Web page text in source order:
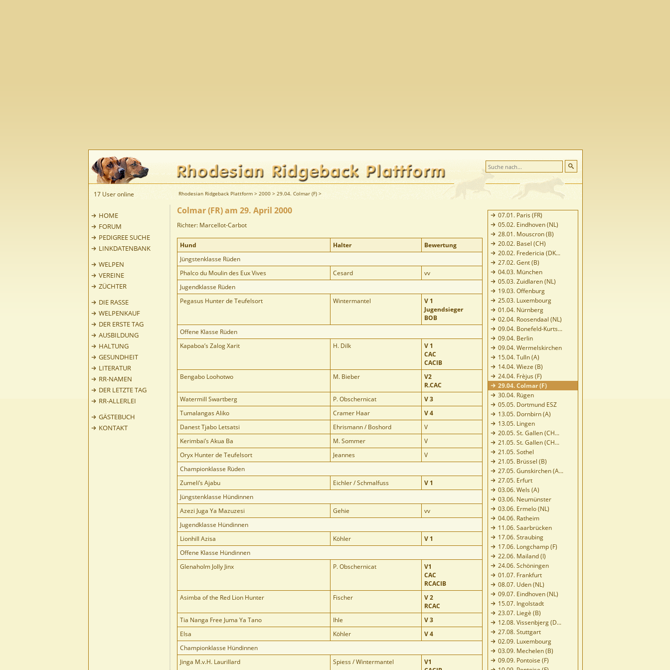
17 User online Rhodesian Ridgeback Plattform > 2000 > 29.04. Colmar (F) >
HOME
FORUM
PEDIGREE SUCHE
LINKDATENBANK
WELPEN
VEREINE
ZÜCHTER
DIE RASSE
WELPENKAUF
DER ERSTE TAG
AUSBILDUNG
HALTUNG
GESUNDHEIT
LITERATUR
RR-NAMEN
DER LETZTE TAG
RR-ALLERLEI
GÄSTEBUCH
KONTAKT
07.01. Paris (FR)
05.02. Eindhoven (NL)
28.01. Mouscron (B)
20.02. Basel (CH)
20.02. Fredericia (DK...
27.02. Gent (B)
04.03. München
05.03. Zuidlaren (NL)
19.03. Offenburg
25.03. Luxembourg
01.04. Nürnberg
02.04. Roosendaal (NL)
09.04. Bonefeld-Kurts...
09.04. Berlin
09.04. Wermelskirchen
15.04. Tulln (A)
14.04. Wieze (B)
24.04. Frèjus (F)
29.04. Colmar (F)
30.04. Rügen
05.05. Dortmund ESZ
13.05. Dornbirn (A)
13.05. Lingen
20.05. St. Gallen (CH...
21.05. St. Gallen (CH...
21.05. Sothel
21.05. Brüssel (B)
27.05. Gunskirchen (A...
27.05. Erfurt
03.06. Wels (A)
03.06. Neumünster
03.06. Ermelo (NL)
04.06. Ratheim
11.06. Saarbrücken
17.06. Straubing
17.06. Longchamp (F)
22.06. Mailand (I)
24.06. Schöningen
01.07. Frankfurt
08.07. Uden (NL)
09.07. Eindhoven (NL)
15.07. Ingolstadt
23.07. Liegè (B)
12.08. Vissenbjerg (D...
27.08. Stuttgart
02.09. Luxembourg
03.09. Mechelen (B)
09.09. Pontoise (F)
Colmar (FR) am 29. April 2000
Richter: Marcellot-Carbot
Hund Halter
Bewertung
Jüngstenklasse Rüden
Phalco du Moulin des Eux Vives
Cesard
vv
Jugendklasse Rüden
Pegasus Hunter de Teufelsort
Wintermantel
V 1
Jugendsieger
BOB
Offene Klasse Rüden
Kapaboa’s Zalog Xarit
H. Dilk
V 1
CAC
CACIB
Bengabo Loohotwo
M. Bieber
V2
R.CAC
Watermill Swartberg
P. Obschernicat
V 3
Tumalangas Aliko
Cramer Haar
V 4
Danest Tjabo Letsatsi
Ehrismann / Boshord
V
Kerimbai’s Akua Ba
M. Sommer
V
Oryx Hunter de Teufelsort
Jeannes
V
Championklasse Rüden
Zumeli’s Ajabu
Eichler / Schmalfuss
V 1
Jüngstenklasse Hündinnen
Azezi Juga Ya Mazuzesi
Gehie
vv
Jugendklasse Hündinnen
Lionhill Azisa
Köhler
V 1
Offene Klasse Hündinnen
Glenaholm Jolly Jinx
P. Obschernicat
V1
CAC
RCACIB
Asimba of the Red Lion Hunter
Fischer
V 2
RCAC
Tia Nanga Free Juma Ya Tano
Ihle
V 3
Elsa
Köhler
V 4
Championklasse Hündinnen
Jinga M.v.H. Laurillard
Spiess / Wintermantel
V1